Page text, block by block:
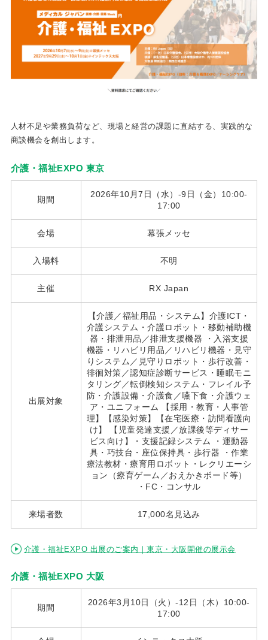
人材不足や業務負荷など、現場と経営の課題に直結する、実践的な
商談機会を創出します。
介護・福祉EXPO 東京
期間
2026年10月7日（水）-9日（金）10:00-
17:00
会場 幕張メッセ
入場料 不明
主催 RX Japan
出展対象
【介護／福祉用品・システム】介護ICT・
介護システム・介護ロボット・移動補助機
器・排泄用品／排泄支援機器 ・入浴支援
機器・リハビリ用品／リハビリ機器・見守
りシステム／見守りロボット・歩行改善・
徘徊対策／認知症診断サービス・睡眠モニ
タリング／転倒検知システム・フレイル予
防・介護設備・介護食／嚥下食・介護ウェ
ア・ユニフォーム 【採用・教育・人事管
理】【感染対策】【在宅医療・訪問看護向
け】 【児童発達支援／放課後等ディサー
ビス向け】・支援記録システム ・運動器
具・巧技台・座位保持具・歩行器 ・作業
療法教材・療育用ロボット・レクリエーシ
ョン（療育ゲーム／おえかきボード等）
・FC・コンサル
来場者数 17,000名見込み
介護・福祉EXPO 出展のご案内｜東京・大阪開催の展示会
介護・福祉EXPO 大阪
期間
2026年3月10日（火）-12日（木）10:00-
17:00